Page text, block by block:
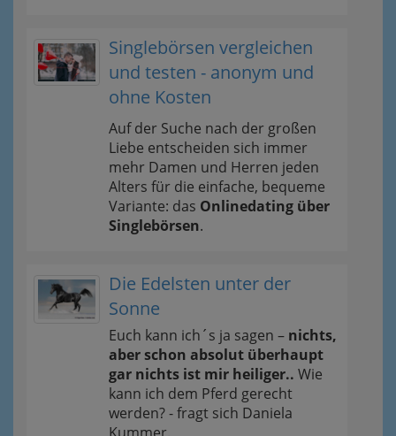
Singlebörsen vergleichen
und testen - anonym und
ohne Kosten
Auf der Suche nach der großen
Liebe entscheiden sich immer
mehr Damen und Herren jeden
Alters für die einfache, bequeme
Variante: das Onlinedating über
Singlebörsen.
Die Edelsten unter der
Sonne
Euch kann ich´s ja sagen – nichts,
aber schon absolut überhaupt
gar nichts ist mir heiliger.. Wie
kann ich dem Pferd gerecht
werden? - fragt sich Daniela